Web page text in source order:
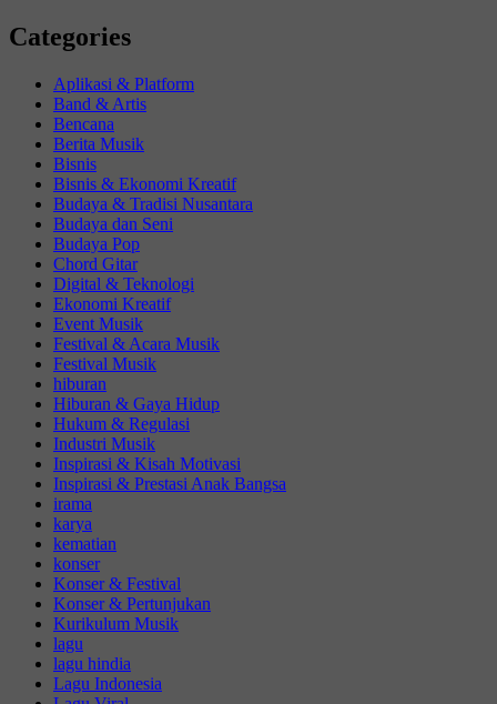
Categories
Aplikasi & Platform
Band & Artis
Bencana
Berita Musik
Bisnis
Bisnis & Ekonomi Kreatif
Budaya & Tradisi Nusantara
Budaya dan Seni
Budaya Pop
Chord Gitar
Digital & Teknologi
Ekonomi Kreatif
Event Musik
Festival & Acara Musik
Festival Musik
hiburan
Hiburan & Gaya Hidup
Hukum & Regulasi
Industri Musik
Inspirasi & Kisah Motivasi
Inspirasi & Prestasi Anak Bangsa
irama
karya
kematian
konser
Konser & Festival
Konser & Pertunjukan
Kurikulum Musik
lagu
lagu hindia
Lagu Indonesia